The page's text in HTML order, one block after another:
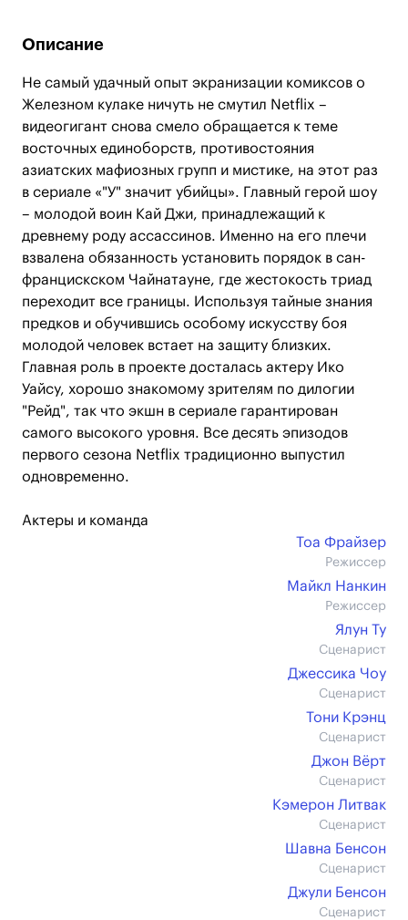
Описание
Не самый удачный опыт экранизации комиксов о
Железном кулаке ничуть не смутил Netflix –
видеогигант снова смело обращается к теме
восточных единоборств, противостояния
азиатских мафиозных групп и мистике, на этот раз
в сериале «"У" значит убийцы». Главный герой шоу
– молодой воин Кай Джи, принадлежащий к
древнему роду ассассинов. Именно на его плечи
взвалена обязанность установить порядок в сан-
францискском Чайнатауне, где жестокость триад
переходит все границы. Используя тайные знания
предков и обучившись особому искусству боя
молодой человек встает на защиту близких.
Главная роль в проекте досталась актеру Ико
Уайсу, хорошо знакомому зрителям по дилогии
"Рейд", так что экшн в сериале гарантирован
самого высокого уровня. Все десять эпизодов
первого сезона Netflix традиционно выпустил
одновременно.
Актеры и команда
Тоа Фрайзер
Режиссер
Майкл Нанкин
Режиссер
Ялун Ту
Сценарист
Джессика Чоу
Сценарист
Тони Крэнц
Сценарист
Джон Вёрт
Сценарист
Кэмерон Литвак
Сценарист
Шавна Бенсон
Сценарист
Джули Бенсон
Сценарист